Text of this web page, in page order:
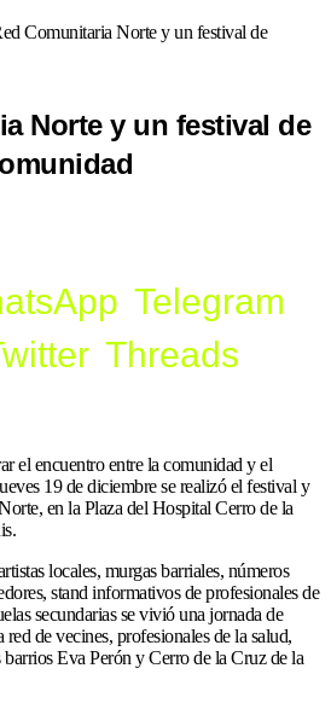
Comunitaria Norte y un festival de
Norte y un festival de
Telegram
Threads
el encuentro entre la comunidad y el
19 de diciembre se realizó el festival y
en la Plaza del Hospital Cerro de la
locales, murgas barriales, números
stand informativos de profesionales de
secundarias se vivió una jornada de
de vecines, profesionales de la salud,
barrios Eva Perón y Cerro de la Cruz de la